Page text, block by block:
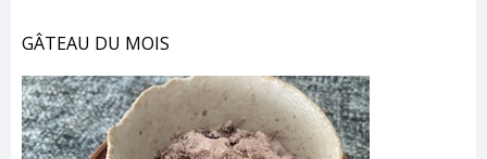
GÂTEAU DU MOIS